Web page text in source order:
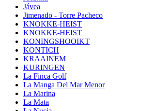
Jávea
Jimenado - Torre Pacheco
KNOKKE-HEIST
KNOKKE-HEIST
KONINGSHOOIKT
KONTICH
KRAAINEM
KURINGEN
La Finca Golf
La Manga Del Mar Menor
La Marina
La Mata